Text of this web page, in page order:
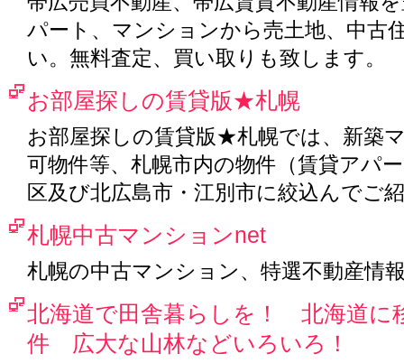
パート、マンションから売土地、中古
い。無料査定、買い取りも致します。
お部屋探しの賃貸版★札幌
お部屋探しの賃貸版★札幌では、新築
可物件等、札幌市内の物件（賃貸アパ
区及び北広島市・江別市に絞込んでご
札幌中古マンションnet
札幌の中古マンション、特選不動産情
北海道で田舎暮らしを！ 北海道
件 広大な山林などいろいろ！